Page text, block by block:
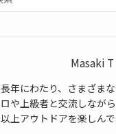
Masaki T
長年にわたり、さまざま
ロや上級者と交流しなが
以上アウトドアを楽しんで